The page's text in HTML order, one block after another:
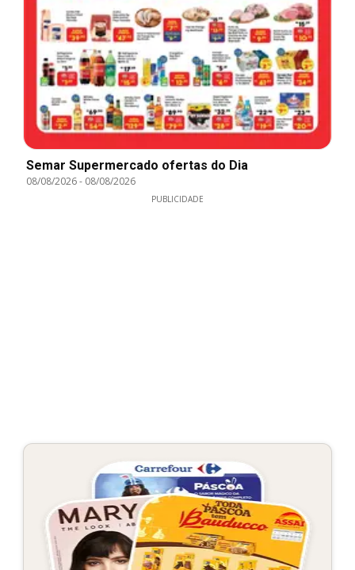
Semar Supermercado ofertas do Dia
08/08/2026- 08/08/2026
PUBLICIDADE